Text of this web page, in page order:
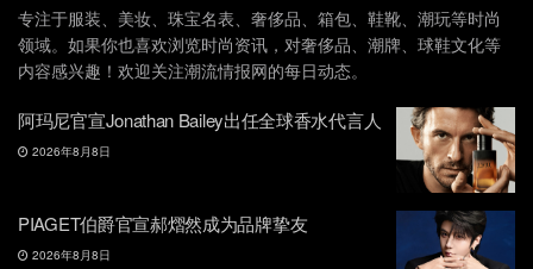
专注于服装、美妆、珠宝名表、奢侈品、箱包、鞋靴、潮玩等时尚
领域。如果你也喜欢浏览时尚资讯，对奢侈品、潮牌、球鞋文化等
内容感兴趣！欢迎关注潮流情报网的每日动态。
阿玛尼官宣Jonathan Bailey出任全球香水代言人
2026年8月8日
PIAGET伯爵官宣郝熠然成为品牌挚友
2026年8月8日